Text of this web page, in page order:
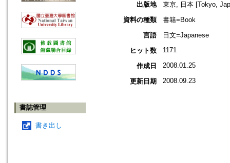
書誌管理
書き出し
出版地
東京, 日本 [Tokyo,
資料の種類
書籍=Book
言語
日文=Japanese
ヒット数
1171
作成日 2008.01.25
更新日期 2008.09.23